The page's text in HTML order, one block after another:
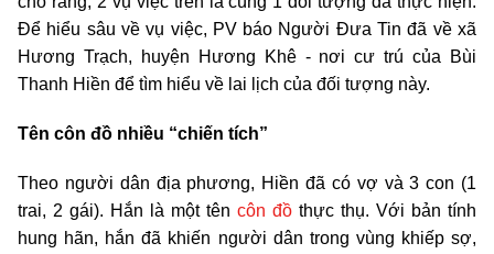
Để hiểu sâu về vụ việc, PV báo Người Đưa Tin đã về xã
Hương Trạch, huyện Hương Khê - nơi cư trú của Bùi
Thanh Hiền để tìm hiểu về lai lịch của đối tượng này.
Tên côn đồ nhiều “chiến tích”
Theo người dân địa phương, Hiền đã có vợ và 3 con (1
trai, 2 gái). Hắn là một tên côn đồ thực thụ. Với bản tính
hung hãn, hắn đã khiến người dân trong vùng khiếp sợ,